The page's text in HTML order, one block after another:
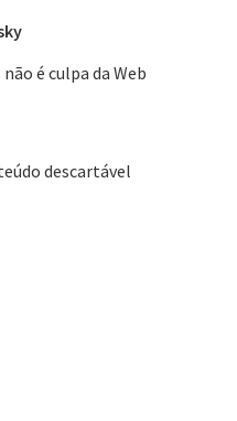
é culpa da Web
descartável